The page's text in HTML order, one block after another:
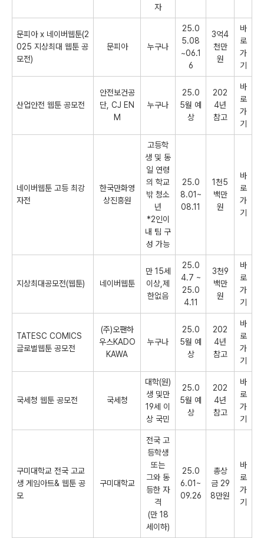
자
문피아 x 네이버웹툰(2
025 지상최대 웹툰 공
모전)
문피아 누구나
25.0
5.08
~06.1
6
3억4
천만
원
바
로
가
기
산업안전 웹툰 공모전
안전보건공
단, CJ EN
M
누구나
25.0
5월 예
상
202
4년
참고
바
로
가
기
네이버웹툰 고등 최강
자전
한국만화영
상진흥원
고등학
생 및 동
일 연령
의 학교
밖 청소
년
*2인이
내 팀 구
성 가능
25.0
8.01~
08.11
1천5
백만
원
바
로
가
기
지상최대공모전(웹툰) 네이버웹툰
만 15세
이상,제
한없음
25.0
4.7 ~
25.0
4.11
3천9
백만
원
바
로
가
기
TATESC COMICS
글로벌웹툰 공모전
(주)오팬하
우스KADO
KAWA
누구나
25.0
5월 예
상
202
4년
참고
바
로
가
기
국세청 웹툰 공모전 국세청
대학(원)
생 및만
19세 이
상 국민
25.0
5월 예
상
202
4년
참고
바
로
가
기
구미대학교 전국 고교
생 게임아트& 웹툰 공
모
구미대학교
전국 고
등학생
또는
그와 동
등한 자
격
(만 18
세이하)
25.0
6.01~
09.26
총상
금 29
8만원
바
로
가
기